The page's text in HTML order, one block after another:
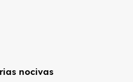
nocivas